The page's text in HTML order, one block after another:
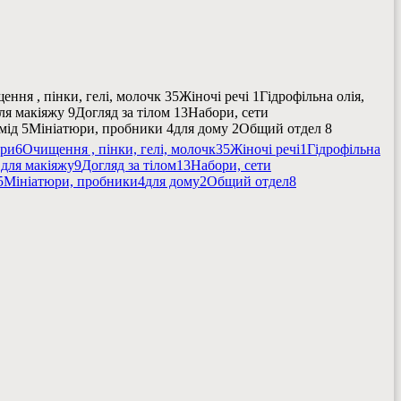
, пінки, гелі, молочк 35Жіночі речі 1Гідрофільна олія,
макіяжу 9Догляд за тілом 13Набори, сети
5Мініатюри, пробники 4для дому 2Общий отдел 8
6Очищення , пінки, гелі, молочк35Жіночі речі1Гідрофільна
макіяжу9Догляд за тілом13Набори, сети
Мініатюри, пробники4для дому2Общий отдел8